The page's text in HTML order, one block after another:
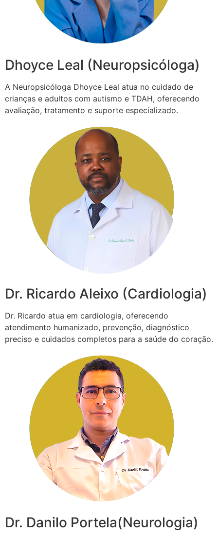
Dhoyce Leal (Neuropsicóloga)
A Neuropsicóloga Dhoyce Leal atua no cuidado de
crianças e adultos com autismo e TDAH, oferecendo
avaliação, tratamento e suporte especializado.
Dr. Ricardo Aleixo (Cardiologia)
Dr. Ricardo atua em cardiologia, oferecendo
atendimento humanizado, prevenção, diagnóstico
preciso e cuidados completos para a saúde do coração.
Dr. Danilo Portela(Neurologia)